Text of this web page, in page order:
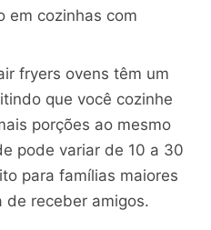
em cozinhas com
fryers ovens têm um
que você cozinhe
porções ao mesmo
pode variar de 10 a 30
para famílias maiores
de receber amigos.